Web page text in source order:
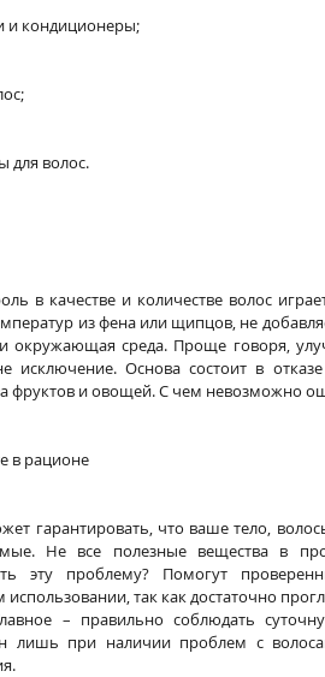
и кондиционеры;
для волос.
в качестве и количестве волос
из фена или щипцов, не
окружающая среда. Проще говоря,
исключение. Основа состоит в
фруктов и овощей. С чем невозможно
в рационе
гарантировать, что ваше тело,
Не все полезные вещества в
эту проблему? Помогут
так как достаточно
– правильно соблюдать
лишь при наличии проблем с